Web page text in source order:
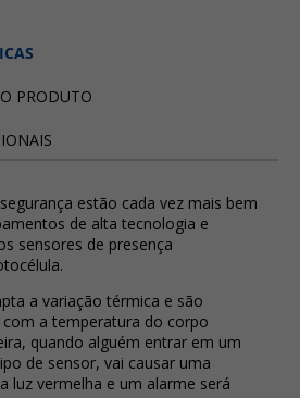
PRODUTO
estão cada vez mais bem
de alta tecnologia e
sensores de presença
a variação térmica e são
a temperatura do corpo
quando alguém entrar em um
de sensor, vai causar uma
luz vermelha e um alarme será